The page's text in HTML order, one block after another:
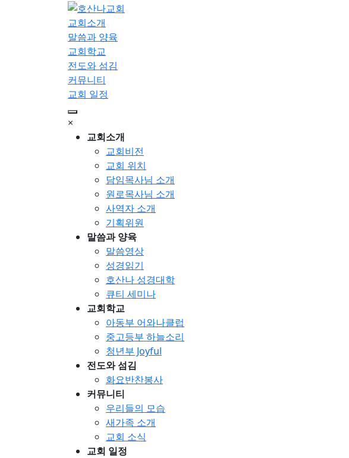
교회소개
말씀과 양육
교회학교
전도와 섬김
커뮤니티
교회 일정
×
교회소개
교회비전
교회 위치
담임목사님 소개
원로목사님 소개
사역자 소개
기획위원
말씀과 양육
말씀영상
성경읽기
호산나 성경대학
큐티 세미나
교회학교
아동부 어와나클럽
중고등부 하늘소리
청년부 Joyful
전도와 섬김
화요반찬봉사
커뮤니티
우리들의 모습
새가족 소개
교회 소식
교회 일정